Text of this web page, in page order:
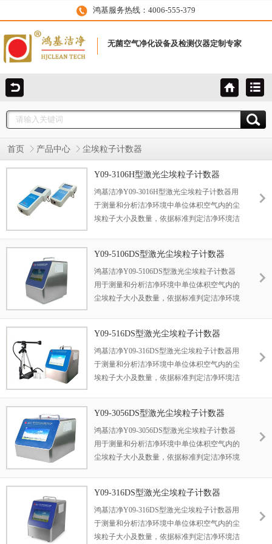
鸿基服务热线：4006-555-379
无菌空气净化设备及检测仪器定制专家
首页 产品中心 尘埃粒子计数器
Y09-3106H型激光尘埃粒子计数器
鸿基洁净Y09-3016H型激光尘埃粒子计数器用
于测量和分析洁净环境中单位体积空气内的尘
埃粒子大小及数量，依据标准判定洁净环境洁
电子、生物制品、航空航天等企业的洁净车间
检测
Y09-5106DS型激光尘埃粒子计数器
鸿基洁净Y09-5106DS型激光尘埃粒子计数器
用于测量和分析洁净环境中单位体积空气内的
尘埃粒子大小及数量，依据标准判定洁净环境
品、电子、生物制品、航空航天等企业的洁净
车间检测
Y09-516DS型激光尘埃粒子计数器
鸿基洁净Y09-316DS型激光尘埃粒子计数器用
于测量和分析洁净环境中单位体积空气内的尘
埃粒子大小及数量，依据标准判定洁净环境洁
电子、生物制品、航空航天等企业的洁净车间
检测
Y09-3056DS型激光尘埃粒子计数器
鸿基洁净Y09-3056DS型激光尘埃粒子计数器
用于测量和分析洁净环境中单位体积空气内的
尘埃粒子大小及数量，依据标准判定洁净环境
品、电子、生物制品、航空航天等企业的洁净
车间检测。
Y09-316DS型激光尘埃粒子计数器
鸿基洁净Y09-316DS型激光尘埃粒子计数器用
于测量和分析洁净环境中单位体积空气内的尘
埃粒子大小及数量，依据标准判定洁净环境洁